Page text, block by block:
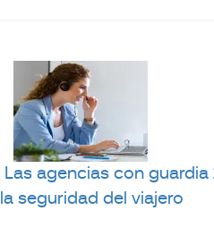
Las agencias con
la seguridad del viajero